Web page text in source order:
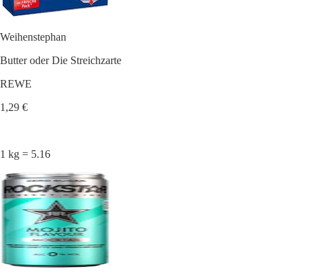
Weihenstephan
Butter oder Die Streichzarte
REWE
1,29 €
1 kg = 5.16